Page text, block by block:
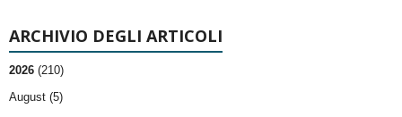
ARCHIVIO DEGLI ARTICOLI
2026 (210)
August (5)